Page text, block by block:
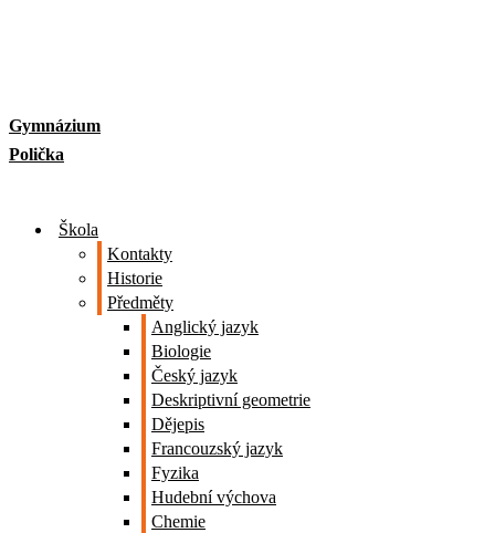
Gymnázium
Polička
Škola
Kontakty
Historie
Předměty
Anglický jazyk
Biologie
Český jazyk
Deskriptivní geometrie
Dějepis
Francouzský jazyk
Fyzika
Hudební výchova
Chemie